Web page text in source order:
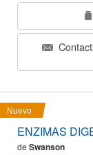
Nuevo
ENZIMAS
de Swanson